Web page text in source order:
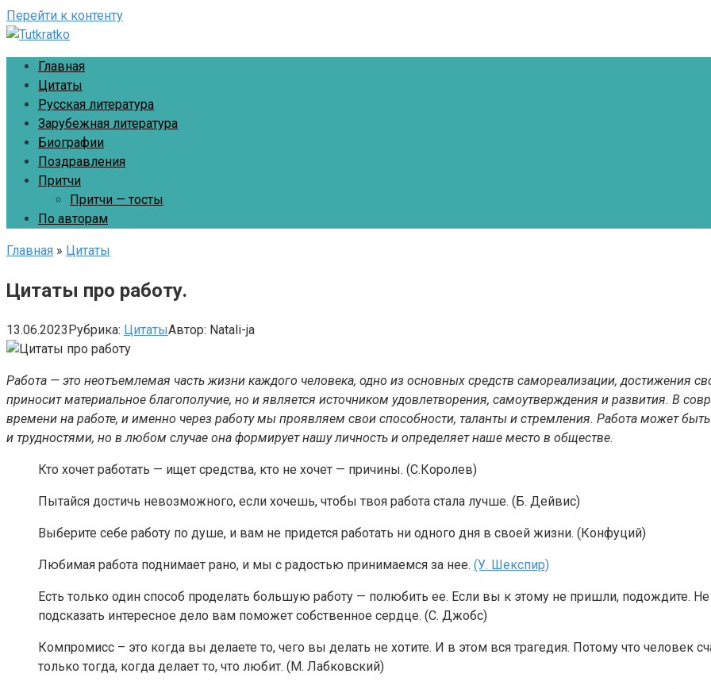
Перейти к контенту
Главная
Цитаты
Русская литература
Зарубежная литература
Биографии
Поздравления
Притчи
Притчи — тосты
По авторам
Главная » Цитаты
Цитаты про работу.
13.06.2023Рубрика: ЦитатыАвтор: Natali-ja
Работа — это неотъемлемая часть жизни каждого человека, одно из основных средств самореализации, достижения
приносит материальное благополучие, но и является источником удовлетворения, самоутверждения и развития. В
времени на работе, и именно через работу мы проявляем свои способности, таланты и стремления. Работа может
и трудностями, но в любом случае она формирует нашу личность и определяет наше место в обществе.
Кто хочет работать — ищет средства, кто не хочет — причины. (С.Королев)
Пытайся достичь невозможного, если хочешь, чтобы твоя работа стала лучше. (Б. Дейвис)
Выберите себе работу по душе, и вам не придется работать ни одного дня в своей жизни. (Конфуций)
Любимая работа поднимает рано, и мы с радостью принимаемся за нее. (У. Шекспир)
Есть только один способ проделать большую работу — полюбить ее. Если вы к этому не пришли, подождите.
подсказать интересное дело вам поможет собственное сердце. (С. Джобс)
Компромисс – это когда вы делаете то, чего вы делать не хотите. И в этом вся трагедия. Потому что человек
только тогда, когда делает то, что любит. (М. Лабковский)